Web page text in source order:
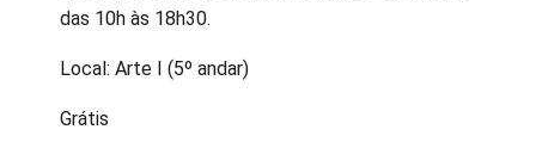
das 10h às 18h30.
Local: Arte I (5º andar)
Grátis